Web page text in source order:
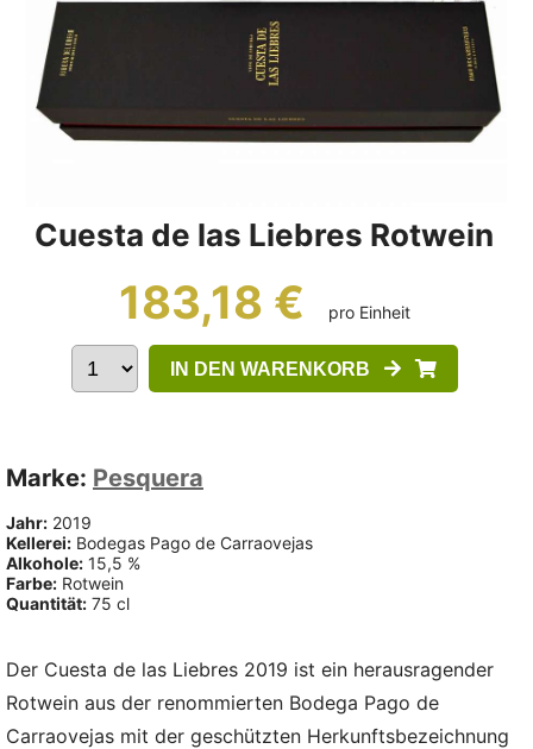
Cuesta de las Liebres Rotwein
183,18 € pro Einheit
IN DEN WARENKORB
Marke: Pesquera
Jahr: 2019
Kellerei: Bodegas Pago de Carraovejas
Alkohole: 15,5 %
Farbe: Rotwein
Quantität: 75 cl
Der Cuesta de las Liebres 2019 ist ein herausragender
Rotwein aus der renommierten Bodega Pago de
Carraovejas mit der geschützten Herkunftsbezeichnung